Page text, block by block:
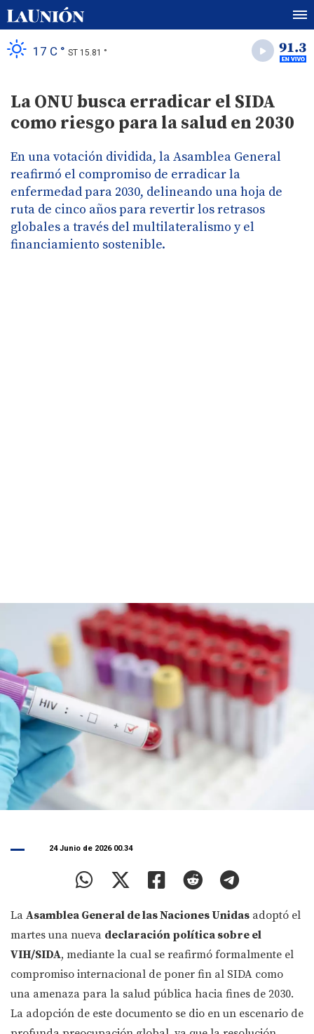
17 C ° ST 15.81 °
La ONU busca erradicar el SIDA
como riesgo para la salud en 2030
En una votación dividida, la Asamblea General
reafirmó el compromiso de erradicar la
enfermedad para 2030, delineando una hoja de
ruta de cinco años para revertir los retrasos
globales a través del multilateralismo y el
financiamiento sostenible.
24 Junio de 2026 00.34
La Asamblea General de las Naciones Unidas adoptó el
martes una nueva declaración política sobre el
VIH/SIDA, mediante la cual se reafirmó formalmente el
compromiso internacional de poner fin al SIDA como
una amenaza para la salud pública hacia fines de 2030.
La adopción de este documento se dio en un escenario de